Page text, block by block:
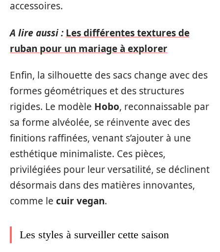
accessoires.
A lire aussi : Les différentes textures de
ruban pour un mariage à explorer
Enfin, la silhouette des sacs change avec des
formes géométriques et des structures
rigides. Le modèle Hobo, reconnaissable par
sa forme alvéolée, se réinvente avec des
finitions raffinées, venant s’ajouter à une
esthétique minimaliste. Ces pièces,
privilégiées pour leur versatilité, se déclinent
désormais dans des matières innovantes,
comme le cuir vegan.
Les styles à surveiller cette saison